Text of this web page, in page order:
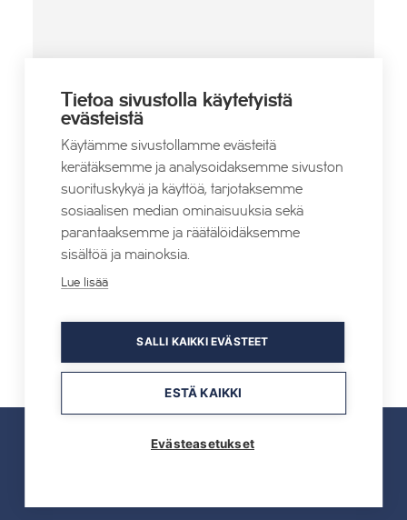
Panorama Landscape Hotel
Tahkomäentie 335
Nilsiä, 73310 Suomi + Google Map
Puhelin
+358 50 544 4566
Verkkosivusto
Tietoa sivustolla käytetyistä
evästeistä
Käytämme sivustollamme evästeitä
kerätäksemme ja analysoidaksemme sivuston
suorituskykyä ja käyttöä, tarjotaksemme
sosiaalisen median ominaisuuksia sekä
parantaaksemme ja räätälöidäksemme
sisältöä ja mainoksia.
Lue lisää
SALLI KAIKKI EVÄSTEET
ESTÄ KAIKKI
Evästeasetukset